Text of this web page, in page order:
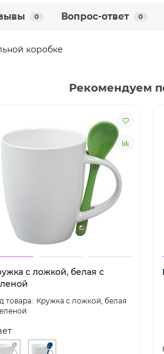
0 Вопрос-ответ 0
коробке
Рекомендуем
с ложкой, белая с
Кружка с ложкой, белая